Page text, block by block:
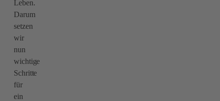
Leben.
Darum
setzen
wir
nun
wichtige
Schritte
für
ein